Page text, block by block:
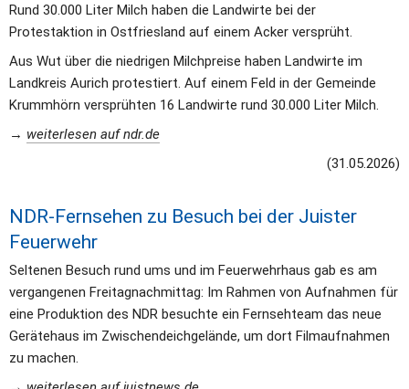
Rund 30.000 Liter Milch haben die Landwirte bei der
Protestaktion in Ostfriesland auf einem Acker versprüht.
Aus Wut über die niedrigen Milchpreise haben Landwirte im
Landkreis Aurich protestiert. Auf einem Feld in der Gemeinde
Krummhörn versprühten 16 Landwirte rund 30.000 Liter Milch.
→ weiterlesen auf ndr.de
(31.05.2026)
NDR-Fernsehen zu Besuch bei der Juister
Feuerwehr
Seltenen Besuch rund ums und im Feuerwehrhaus gab es am
vergangenen Freitagnachmittag: Im Rahmen von Aufnahmen für
eine Produktion des NDR besuchte ein Fernsehteam das neue
Gerätehaus im Zwischendeichgelände, um dort Filmaufnahmen
zu machen.